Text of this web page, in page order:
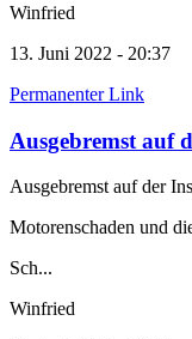
Winfried
13. Juni 2022 - 20:37
Permanenter Link
Ausgebremst auf
Ausgebremst auf der
Motorenschaden und
Sch...
Winfried